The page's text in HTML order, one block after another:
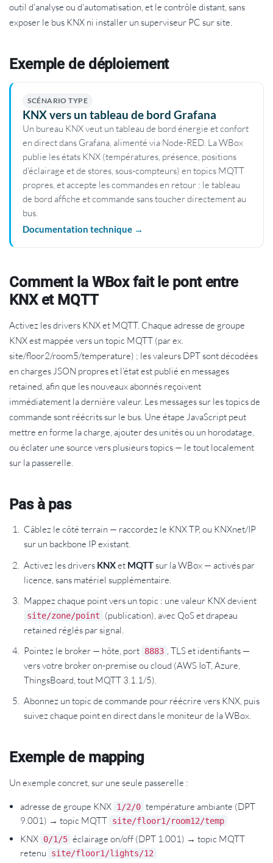
outil d'analyse ou d'automatisation, et le contrôle distant, sans
exposer le bus KNX ni installer un superviseur PC sur site.
Exemple de déploiement
SCÉNARIO TYPE
KNX vers un tableau de bord Grafana
Un bureau KNX veut un tableau de bord énergie et confort
en direct dans Grafana, alimenté via Node-RED. La WBox
publie les états KNX (températures, présence, positions
d'éclairage et de stores, sous-compteurs) en topics MQTT
propres, et accepte les commandes en retour : le tableau
de bord affiche et commande sans toucher directement au
bus.
Documentation technique →
Comment la WBox fait le pont entre
KNX et MQTT
Activez les drivers KNX et MQTT. Chaque adresse de groupe
KNX est mappée vers un topic MQTT (par ex.
site/floor2/room5/temperature) ; les valeurs DPT sont décodées
en charges JSON propres et l'état est publié en messages
retained, afin que les nouveaux abonnés reçoivent
immédiatement la dernière valeur. Les messages sur les topics de
commande sont réécrits sur le bus. Une étape JavaScript peut
mettre en forme la charge, ajouter des unités ou un horodatage,
ou éclater une source vers plusieurs topics — le tout localement
sur la passerelle.
Pas à pas
Câblez le côté terrain — raccordez le KNX TP, ou KNXnet/IP
sur un backbone IP existant.
Activez les drivers KNXet MQTTsur la WBox — activés par
licence, sans matériel supplémentaire.
Mappez chaque point vers un topic : une valeur KNX devient
site/zone/point
(publication), avec QoS et drapeau
retained réglés par signal.
Pointez le broker — hôte, port 8883 , TLS et identifiants —
vers votre broker on-premise ou cloud (AWS IoT, Azure,
ThingsBoard, tout MQTT 3.1.1/5).
Abonnez un topic de commande pour réécrire vers KNX, puis
suivez chaque point en direct dans le moniteur de la WBox.
Exemple de mapping
Un exemple concret, sur une seule passerelle :
adresse de groupe KNX 1/2/0 température ambiante (DPT
9.001) → topic MQTT site/floor1/room12/temp
KNX 0/1/5 éclairage on/off (DPT 1.001) → topic MQTT
retenu
site/floor1/lights/12